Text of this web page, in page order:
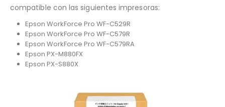
compatible con las siguientes impresoras:
Epson WorkForce Pro WF-C529R
Epson WorkForce Pro WF-C579R
Epson WorkForce Pro WF-C579RA
Epson PX-M880FX
Epson PX-S880X